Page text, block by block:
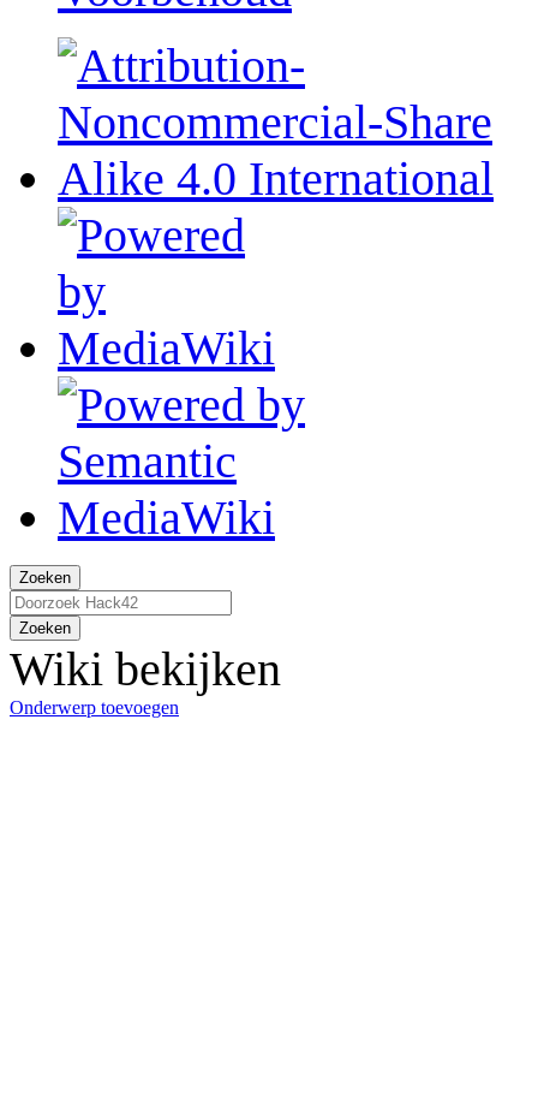
Zoeken
Zoeken
Wiki bekijken
Onderwerp toevoegen